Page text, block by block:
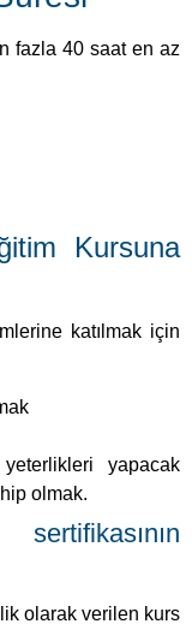
fazla 40 saat en az
Kursuna
katılmak için
yapacak
olmak.
olarak verilen kurs